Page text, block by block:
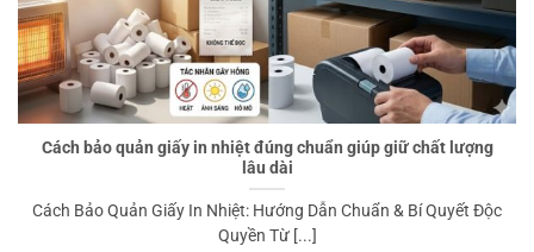
Cách bảo quản giấy in nhiệt đúng chuẩn giúp giữ chất lượng
lâu dài
Cách Bảo Quản Giấy In Nhiệt: Hướng Dẫn Chuẩn & Bí Quyết Độc
Quyền Từ [...]